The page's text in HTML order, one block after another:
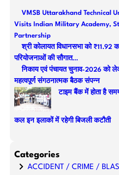
VMSB Uttarakhand Technical
Visits Indian Military Academy,
Partnership
श्री कोलायत विधानसभा को ₹11.92
परियोजनाओं की सौगात…
निकाय एवं पंचायत चुनाव-2026 को
महत्वपूर्ण संगठनात्मक बैठक संपन्न
टाइम बैंक में होता है
कल इन इलाकों में रहेगी बिजली कटौती
Categories
ACCIDENT / CRIME /